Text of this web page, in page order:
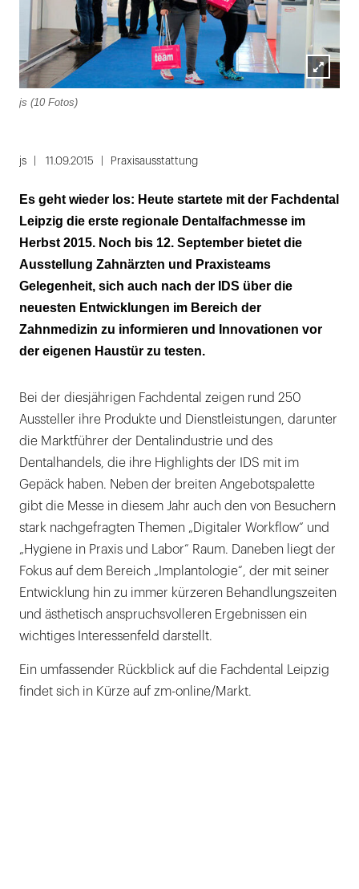
Lightbox
js (10 Fotos)
1
11
js 11.09.2015 Praxisausstattung
Es geht wieder los: Heute startete mit der Fachdental
Leipzig die erste regionale Dentalfachmesse im
Herbst 2015. Noch bis 12. September bietet die
Ausstellung Zahnärzten und Praxisteams
Gelegenheit, sich auch nach der IDS über die
neuesten Entwicklungen im Bereich der
Zahnmedizin zu informieren und Innovationen vor
der eigenen Haustür zu testen.
Bei der diesjährigen Fachdental zeigen rund 250
Aussteller ihre Produkte und Dienstleistungen, darunter
die Marktführer der Dentalindustrie und des
Dentalhandels, die ihre Highlights der IDS mit im
Gepäck haben. Neben der breiten Angebotspalette
gibt die Messe in diesem Jahr auch den von Besuchern
stark nachgefragten Themen „Digitaler Workflow“ und
„Hygiene in Praxis und Labor“ Raum. Daneben liegt der
Fokus auf dem Bereich „Implantologie“, der mit seiner
Entwicklung hin zu immer kürzeren Behandlungszeiten
und ästhetisch anspruchsvolleren Ergebnissen ein
wichtiges Interessenfeld darstellt.
Ein umfassender Rückblick auf die Fachdental Leipzig
findet sich in Kürze auf zm-online/Markt.